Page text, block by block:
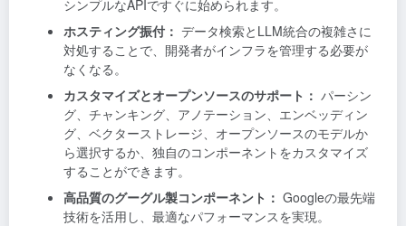
シンプルなAPIですぐに始められます。
ホスティング振付： データ検索とLLM統合の複雑さに
対処することで、開発者がインフラを管理する必要が
なくなる。
カスタマイズとオープンソースのサポート： パーシン
グ、チャンキング、アノテーション、エンベッディン
グ、ベクターストレージ、オープンソースのモデルか
ら選択するか、独自のコンポーネントをカスタマイズ
することができます。
高品質のグーグル製コンポーネント： Googleの最先端
技術を活用し、最適なパフォーマンスを実現。